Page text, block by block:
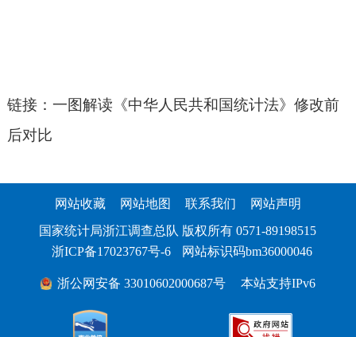
链接： 一图解读《中华人民共和国统计法》修改前
后对比
网站收藏 网站地图 联系我们 网站声明
国家统计局浙江调查总队 版权所有 0571-89198515
浙ICP备17023767号-6
网站标识码bm36000046
浙公网安备 33010602000687号 本站支持IPv6